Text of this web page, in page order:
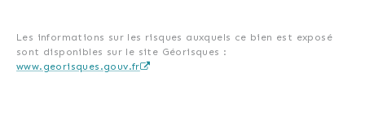
-une cave
-fenêtres pvc double vitrage
Les informations sur les risques auxquels ce bien est exposé
sont disponibles sur le site Géorisques :
www.georisques.gouv.fr